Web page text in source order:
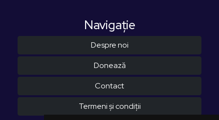
Navigaţie
Despre noi
Donează
Contact
Termeni și condiții